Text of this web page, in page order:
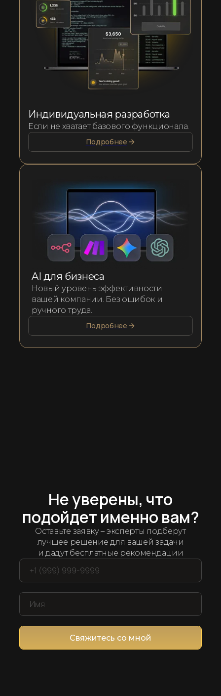
Индивидуальная разработка
Если не хватает базового функционала.
Подробнее
AI для бизнеса
Новый уровень эффективности
вашей компании. Без ошибок и
ручного труда.
Подробнее
Не уверены, что
подойдет именно вам?
Оставьте заявку – эксперты подберут
лучшее решение для вашей задачи
и дадут бесплатные рекомендации
Свяжитесь со мной
лучшие
мы протестировали и отобрали десятки
компанией и продажами